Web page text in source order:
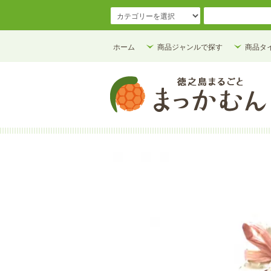
ホーム 商品ジャンルで探す 商品タ